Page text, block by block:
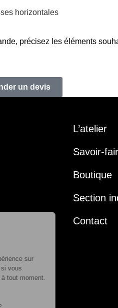
horizontales
précisez les éléments
un devis
L’atelier
Savoir-
Boutique
Section
Contact